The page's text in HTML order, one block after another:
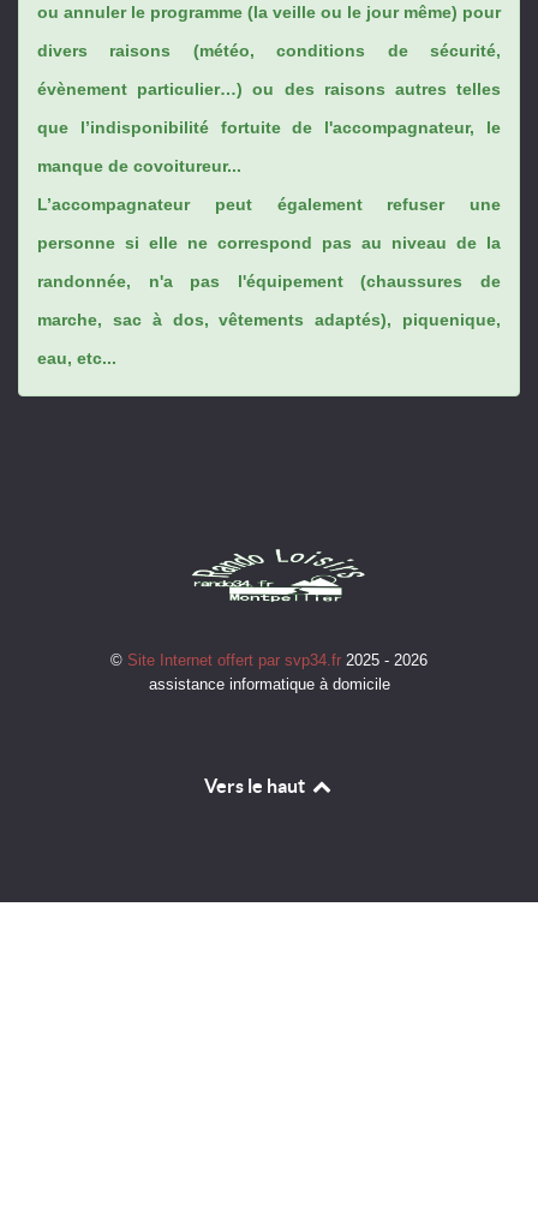
ou annuler le programme (la veille ou le jour même) pour
divers raisons (météo, conditions de sécurité,
évènement particulier…) ou des raisons autres telles
que l’indisponibilité fortuite de l'accompagnateur, le
manque de covoitureur...
L’accompagnateur peut également refuser une
personne si elle ne correspond pas au niveau de la
randonnée, n'a pas l'équipement (chaussures de
marche, sac à dos, vêtements adaptés), piquenique,
eau, etc...
© Site Internet offert par svp34.fr 2025 - 2026
assistance informatique à domicile
Vers le haut